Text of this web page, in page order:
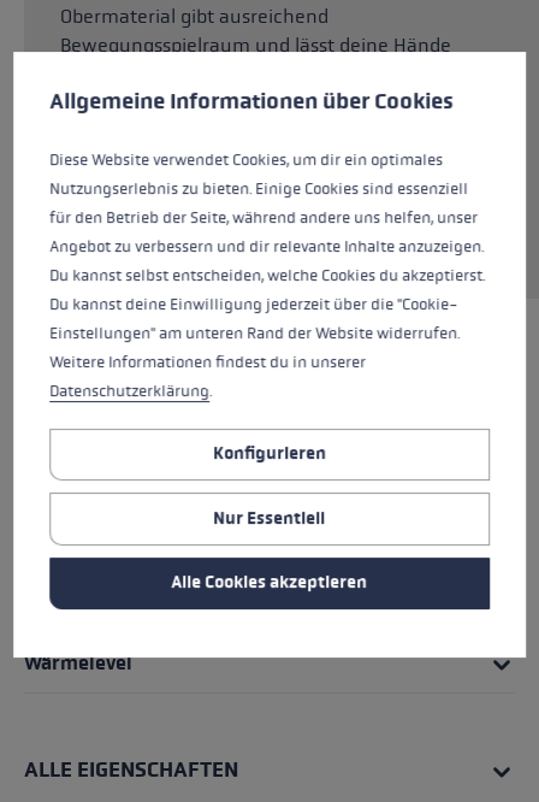
Obermaterial gibt ausreichend
Bewegungsspielraum und lässt deine Hände
Hände zuverlässig und ist gleichzeitig
trockenes Tragegefühl sorgt das Innenfutter
aus Micro Bemberg. Dank des robusten G Grip
Innenhandmaterials hast du den Stock stets
gut im Griff.
HIGHLIGHTS
Griff - Schlaufe/Handschuh System
Passform
Insert
Wasserresistenz
Wärmelevel
ALLE EIGENSCHAFTEN
Cookie-Voreinstellungen
Allgemeine Informationen über Cookies
Diese Website verwendet Cookies, um dir ein optimales
Nutzungserlebnis zu bieten. Einige Cookies sind essenziell
für den Betrieb der Seite, während andere uns helfen, unser
Angebot zu verbessern und dir relevante Inhalte anzuzeigen.
Du kannst selbst entscheiden, welche Cookies du akzeptierst.
Du kannst deine Einwilligung jederzeit über die "Cookie-
Einstellungen" am unteren Rand der Website widerrufen.
Weitere Informationen findest du in unserer
Datenschutzerklärung.
Konfigurieren
Nur Essentiell
Alle Cookies akzeptieren